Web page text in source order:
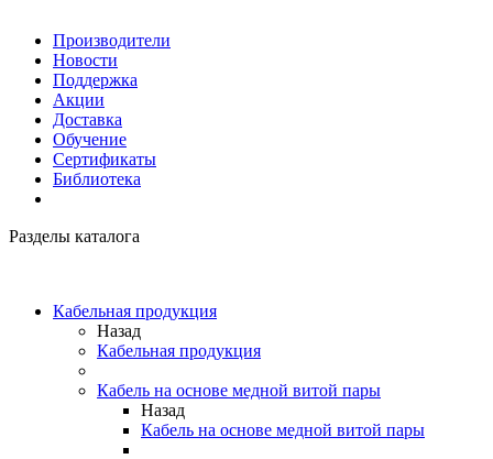
Производители
Новости
Поддержка
Акции
Доставка
Обучение
Сертификаты
Библиотека
Разделы каталога
Кабельная продукция
Назад
Кабельная продукция
Кабель на основе медной витой пары
Назад
Кабель на основе медной витой пары